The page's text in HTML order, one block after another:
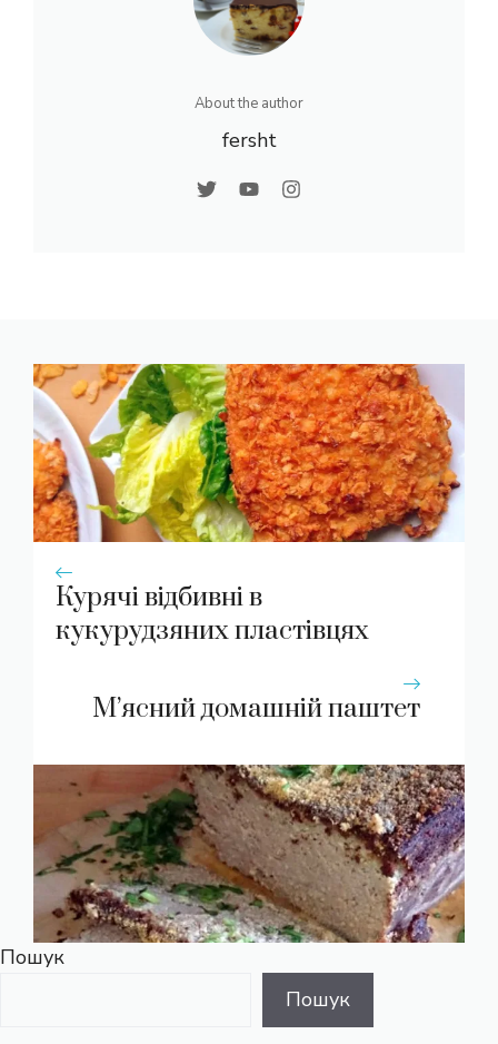
About the author
fersht
Курячі відбивні в
кукурудзяних пластівцях
М’ясний домашній паштет
Пошук
Пошук